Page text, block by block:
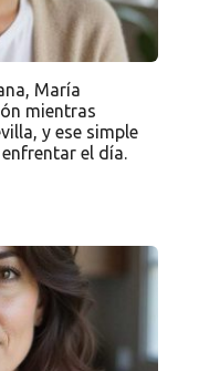
María
mientras
y ese simple
el día.